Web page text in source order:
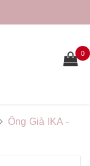
0
Ông Già IKA -